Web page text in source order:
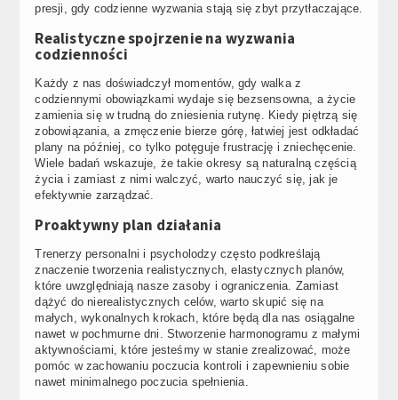
presji, gdy codzienne wyzwania stają się zbyt przytłaczające.
Realistyczne spojrzenie na wyzwania
codzienności
Każdy z nas doświadczył momentów, gdy walka z
codziennymi obowiązkami wydaje się bezsensowna, a życie
zamienia się w trudną do zniesienia rutynę. Kiedy piętrzą się
zobowiązania, a zmęczenie bierze górę, łatwiej jest odkładać
plany na później, co tylko potęguje frustrację i zniechęcenie.
Wiele badań wskazuje, że takie okresy są naturalną częścią
życia i zamiast z nimi walczyć, warto nauczyć się, jak je
efektywnie zarządzać.
Proaktywny plan działania
Trenerzy personalni i psycholodzy często podkreślają
znaczenie tworzenia realistycznych, elastycznych planów,
które uwzględniają nasze zasoby i ograniczenia. Zamiast
dążyć do nierealistycznych celów, warto skupić się na
małych, wykonalnych krokach, które będą dla nas osiągalne
nawet w pochmurne dni. Stworzenie harmonogramu z małymi
aktywnościami, które jesteśmy w stanie zrealizować, może
pomóc w zachowaniu poczucia kontroli i zapewnieniu sobie
nawet minimalnego poczucia spełnienia.